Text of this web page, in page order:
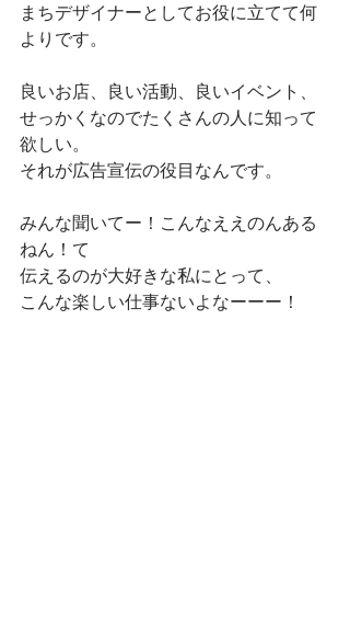
まちデザイナーとしてお役に立てて何
よりです。
良いお店、良い活動、良いイベント、
せっかくなのでたくさんの人に知って
欲しい。
それが広告宣伝の役目なんです。
みんな聞いてー！こんなええのんある
ねん！て
伝えるのが大好きな私にとって、
こんな楽しい仕事ないよなーーー！